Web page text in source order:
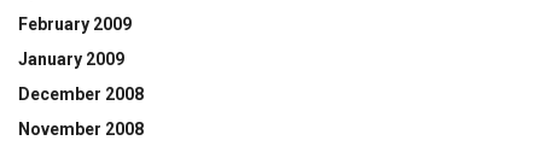
February 2009
January 2009
December 2008
November 2008